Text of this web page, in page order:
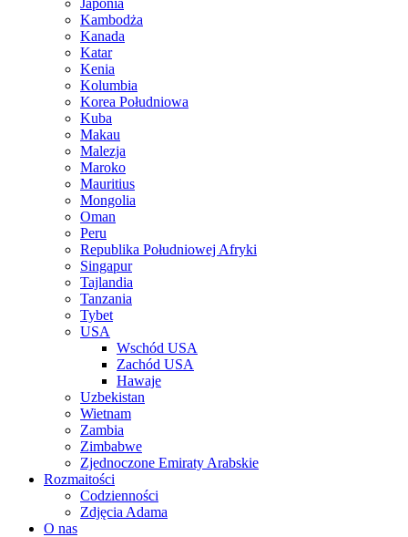
Japonia
Kambodża
Kanada
Katar
Kenia
Kolumbia
Korea Południowa
Kuba
Makau
Malezja
Maroko
Mauritius
Mongolia
Oman
Peru
Republika Południowej Afryki
Singapur
Tajlandia
Tanzania
Tybet
USA
Wschód USA
Zachód USA
Hawaje
Uzbekistan
Wietnam
Zambia
Zimbabwe
Zjednoczone Emiraty Arabskie
Rozmaitości
Codzienności
Zdjęcia Adama
O nas